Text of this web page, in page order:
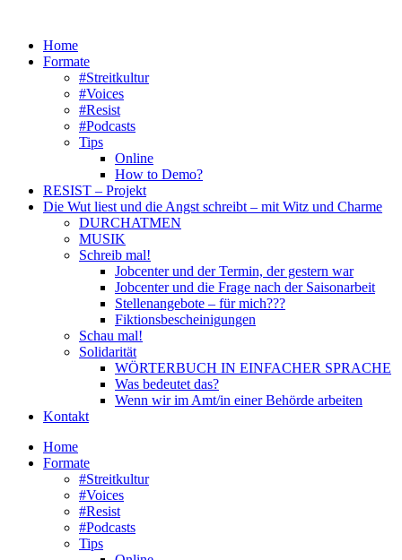
springenHome
Formate
#Streitkultur
#Voices
#Resist
#Podcasts
Tips
Online
How to Demo?
RESIST – Projekt
Die Wut liest und die Angst schreibt – mit Witz und Charme
DURCHATMEN
MUSIK
Schreib mal!
Jobcenter und der Termin, der gestern war
Jobcenter und die Frage nach der Saisonarbeit
Stellenangebote – für mich???
Fiktionsbescheinigungen
Schau mal!
Solidarität
WÖRTERBUCH IN EINFACHER SPRACHE
Was bedeutet das?
Wenn wir im Amt/in einer Behörde arbeiten
Kontakt
Home
Formate
#Streitkultur
#Voices
#Resist
#Podcasts
Tips